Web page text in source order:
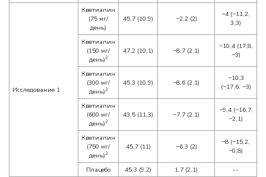
Исследование 1
Кветиапин
(75 мг/
день)
45,7 (10,9) −2,2 (2)
−4 (−11,2,
3,3)
Кветиапин
(150 мг/
день)2
47,2 (10,1) −8,7 (2,1)
−10,4 (17,8,
−3)
Кветиапин
(300 мг/
день)2
45,3 (10,9) −8,6 (2,1)
−10,3
(−17,6, −3)
Кветиапин
(600 мг/
день)2
43,5 (11,3) −7,7 (2,1)
−9,4 (−16,7,
−2,1)
Кветиапин
(750 мг/
день)2
45,7 (11) −6,3 (2)
−8 (−15,2,
−0,8)
Плацебо 45,3 (9,2) 1,7 (2,1) --